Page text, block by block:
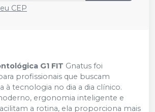
CEP
G1 FIT Gnatus foi
profissionais que buscam
à tecnologia no dia a dia clínico.
ergonomia inteligente e
a rotina, ela proporciona mais